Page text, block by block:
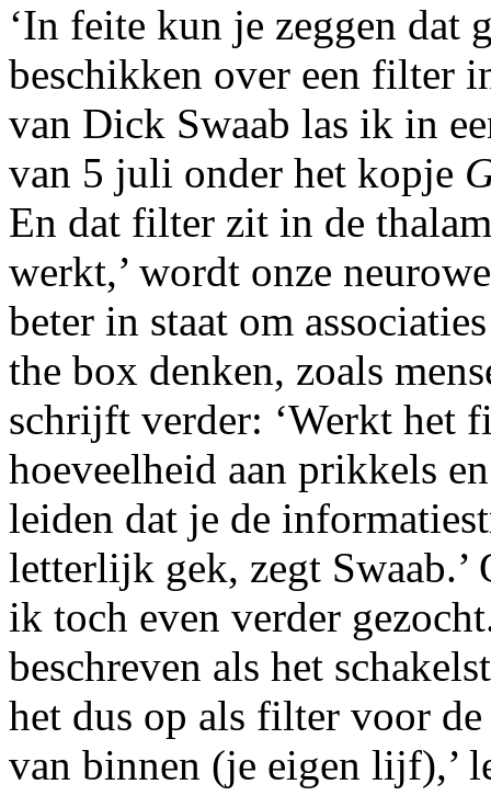
‘In feite kun je zeggen dat
beschikken over een filter
van Dick Swaab las ik in
van 5 juli onder het kopje
En dat filter zit in de
werkt,’ wordt onze
beter in staat om
the box denken, zoals
schrijft verder: ‘Werkt het
hoeveelheid aan prikkels
leiden dat je de
letterlijk gek, zegt Swaab.’
ik toch even verder
beschreven als het
het dus op als filter voor
van binnen (je eigen lijf),’